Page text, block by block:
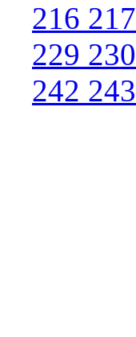
216 217
229 230
242 243